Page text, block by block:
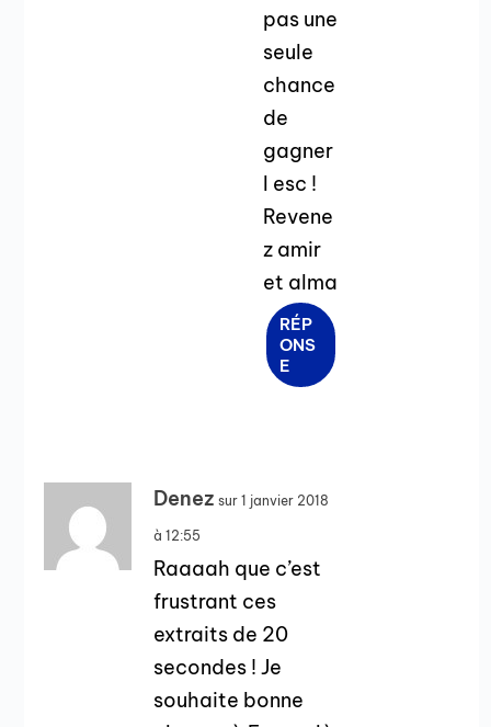
pas une
seule
chance
de
gagner
l esc !
Revene
z amir
et alma
RÉP
ONS
E
Denez sur 1 janvier 2018
à 12:55
Raaaah que c’est
frustrant ces
extraits de 20
secondes ! Je
souhaite bonne